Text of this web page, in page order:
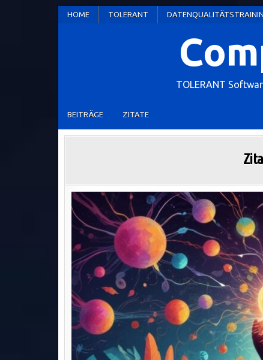
HOME TOLERANT
TOLERANT
BEITRÄGE ZITATE